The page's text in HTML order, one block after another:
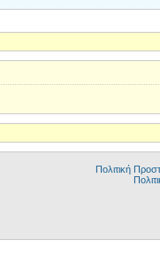
Πολιτική